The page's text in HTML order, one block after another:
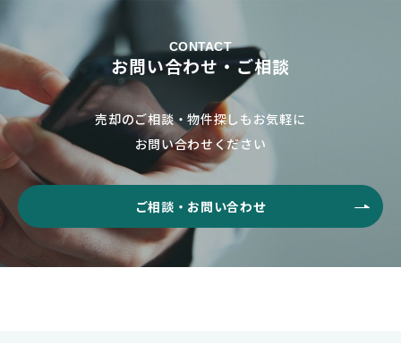
CONTACT
お問い合わせ・ご相談
売却のご相談・物件探しもお気軽に
お問い合わせください
ご相談・お問い合わせ